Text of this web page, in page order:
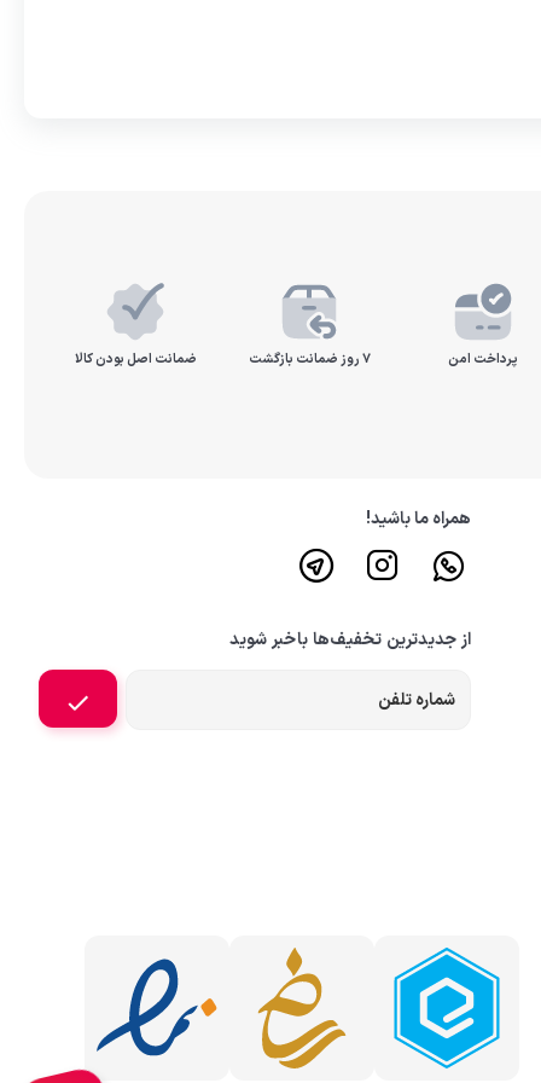
پرداخت امن ۷ روز ضمانت بازگشت ضمانت اصل بودن کالا
همراه ما باشید!
از جدیدترین تخفیف‌ها باخبر شوید